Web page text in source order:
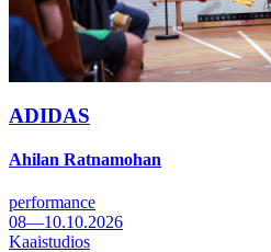
ADIDAS
Ahilan Ratnamohan
performance
08—10.10.2026
Kaaistudios